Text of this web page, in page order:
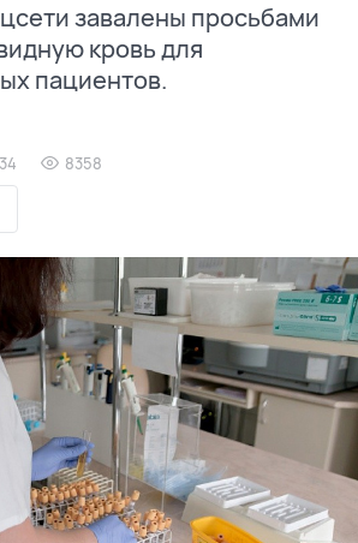
завалены просьбами
кровь для
пациентов.
8358